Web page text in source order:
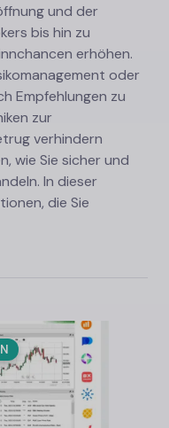
und der
bis hin zu
erhöhen.
oder
Empfehlungen zu
zur
verhindern
wie Sie sicher und
In dieser
die Sie